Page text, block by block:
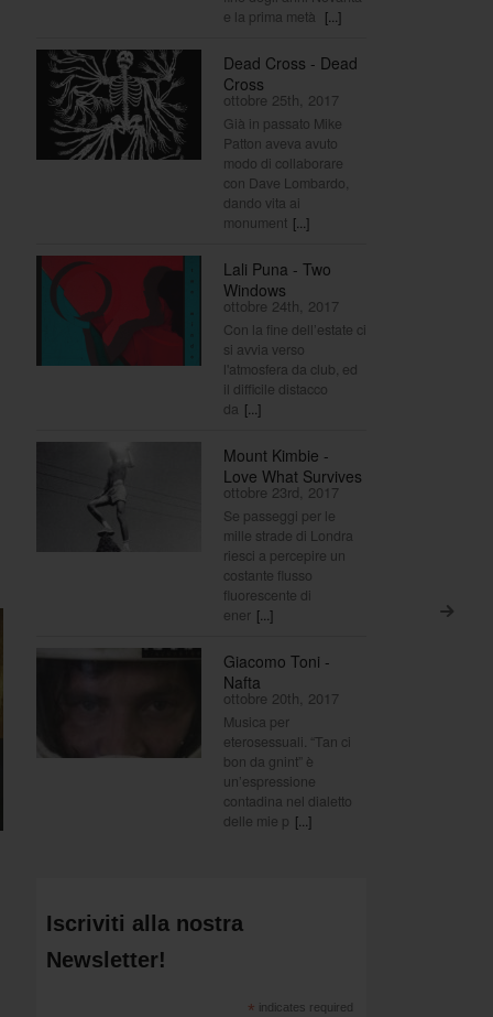
>
e la prima metà [...]
Dead Cross - Dead
Cross
ottobre 25th, 2017
Già in passato Mike
Patton aveva avuto
modo di collaborare
con Dave Lombardo,
dando vita ai
monument [...]
Lali Puna - Two
Windows
ottobre 24th, 2017
Con la fine dell’estate ci
si avvia verso
l'atmosfera da club, ed
il difficile distacco
da [...]
Mount Kimbie -
Love What Survives
ottobre 23rd, 2017
Se passeggi per le
mille strade di Londra
riesci a percepire un
costante flusso
fluorescente di
ener [...]
Giacomo Toni -
Nafta
ottobre 20th, 2017
Musica per
eterosessuali. “Tan ci
bon da gnint” è
un’espressione
contadina nel dialetto
delle mie p [...]
Iscriviti alla nostra
Newsletter!
* indicates required